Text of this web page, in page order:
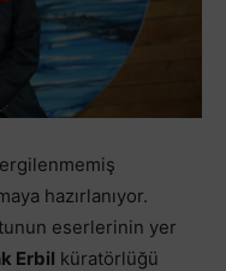
hazırlanıyor.
eserlerinin yer
Erbil küratörlüğü